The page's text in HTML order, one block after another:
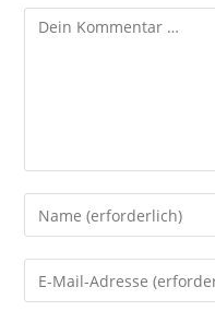
Kommentar
Gib
deinen
Namen
oder
Gib
deine